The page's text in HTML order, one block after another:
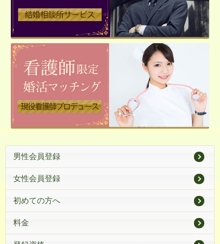
男性会員登録
女性会員登録
初めての方へ
料金